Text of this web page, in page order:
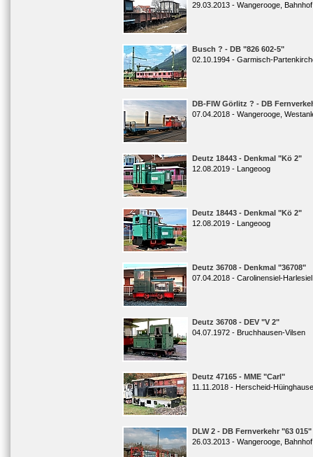
29.03.2013 - Wangerooge, Bahnhof
Busch ? - DB "826 602-5"
02.10.1994 - Garmisch-
DB-FIW Görlitz ? - DB
07.04.2018 - Wangerooge,
Deutz 18443 - Denkmal "Kö 2"
12.08.2019 - Langeoog
Deutz 18443 - Denkmal "Kö 2"
12.08.2019 - Langeoog
Deutz 36708 - Denkmal "36708"
07.04.2018 - Carolinensiel-Harlesiel
Deutz 36708 - DEV "V 2"
04.07.1972 - Bruchhausen-Vilsen
Deutz 47165 - MME "Carl"
11.11.2018 - Herscheid-
DLW 2 - DB Fernverkehr "63 015"
26.03.2013 - Wangerooge, Bahnhof